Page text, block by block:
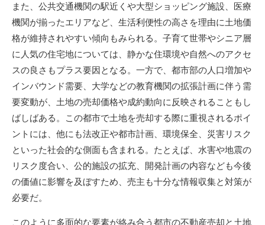
また、公共交通機関の駅近くや大型ショッピング施設、医療
機関が揃ったエリアなど、生活利便性の高さを理由に土地価
格が維持されやすい傾向もみられる。子育て世帯やシニア層
に人気の住宅地については、静かな住環境や自然へのアクセ
スの良さもプラス要因となる。一方で、都市部の人口増加や
インバウンド需要、大学などの教育機関の拡張計画に伴う需
要変動が、土地の売却価格や成約動向に反映されることもし
ばしばある。この都市で土地を売却する際に重視されるポイ
ントには、他にも法改正や都市計画、環境保全、災害リスク
といった社会的な側面も含まれる。たとえば、水害や地震の
リスク度合い、公的施設の拡充、開発計画の内容なども今後
の価値に影響を及ぼすため、売主も十分な情報収集と対策が
必要だ。
このように多面的な要素が絡み合う都市の不動産売却と土地